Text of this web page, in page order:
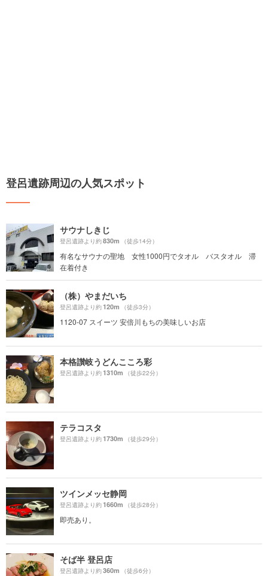
登呂遺跡周辺の人気スポット
サウナしきじ
登呂遺跡より約830m （徒歩14分）
有名なサウナの聖地 女性1000円でタオル バスタオル 滞
在着付き
（株）やまだいち
登呂遺跡より約120m （徒歩3分）
1120-07 スイーツ 安倍川もちの美味しいお店
本格讃岐うどんこころ彩
登呂遺跡より約1310m （徒歩22分）
テラコスタ
登呂遺跡より約1730m （徒歩29分）
ツインメッセ静岡
登呂遺跡より約1660m （徒歩28分）
即売あり。
そば半 登呂店
登呂遺跡より約360m （徒歩6分）